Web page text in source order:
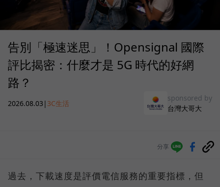
告別「極速迷思」！Opensignal 國際
評比揭密：什麼才是 5G 時代的好網
路？
2026.08.03 | 3C生活
sponsored by
台灣大哥大
分享
過去，下載速度是評價電信服務的重要指標，但